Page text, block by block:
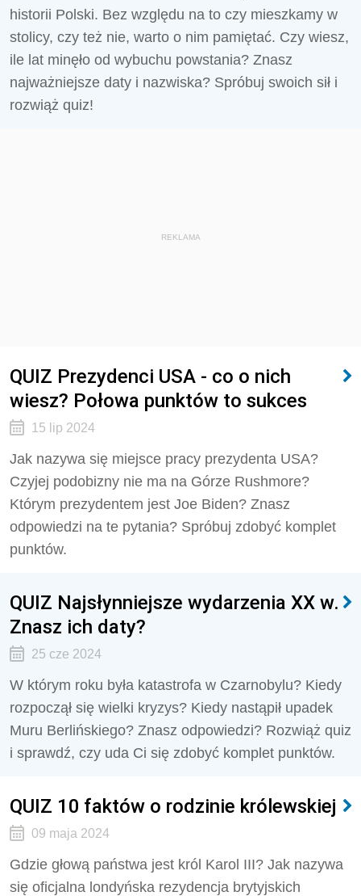
historii Polski. Bez względu na to czy mieszkamy w
stolicy, czy też nie, warto o nim pamiętać. Czy wiesz,
ile lat minęło od wybuchu powstania? Znasz
najważniejsze daty i nazwiska? Spróbuj swoich sił i
rozwiąż quiz!
REKLAMA
QUIZ Prezydenci USA - co o nich
wiesz? Połowa punktów to sukces
15 lip 2024
Jak nazywa się miejsce pracy prezydenta USA?
Czyjej podobizny nie ma na Górze Rushmore?
Którym prezydentem jest Joe Biden? Znasz
odpowiedzi na te pytania? Spróbuj zdobyć komplet
punktów.
QUIZ Najsłynniejsze wydarzenia XX w.
Znasz ich daty?
25 cze 2024
W którym roku była katastrofa w Czarnobylu? Kiedy
rozpoczął się wielki kryzys? Kiedy nastąpił upadek
Muru Berlińskiego? Znasz odpowiedzi? Rozwiąż quiz
i sprawdź, czy uda Ci się zdobyć komplet punktów.
QUIZ 10 faktów o rodzinie królewskiej
09 maja 2024
Gdzie głową państwa jest król Karol III? Jak nazywa
się oficjalna londyńska rezydencja brytyjskich